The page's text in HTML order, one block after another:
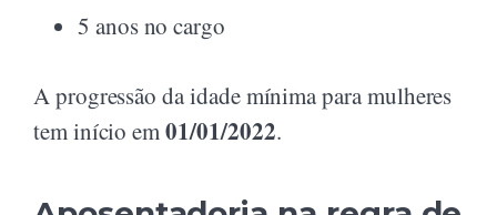
5 anos no cargo
A progressão da idade mínima para mulheres
tem início em01/01/2022.